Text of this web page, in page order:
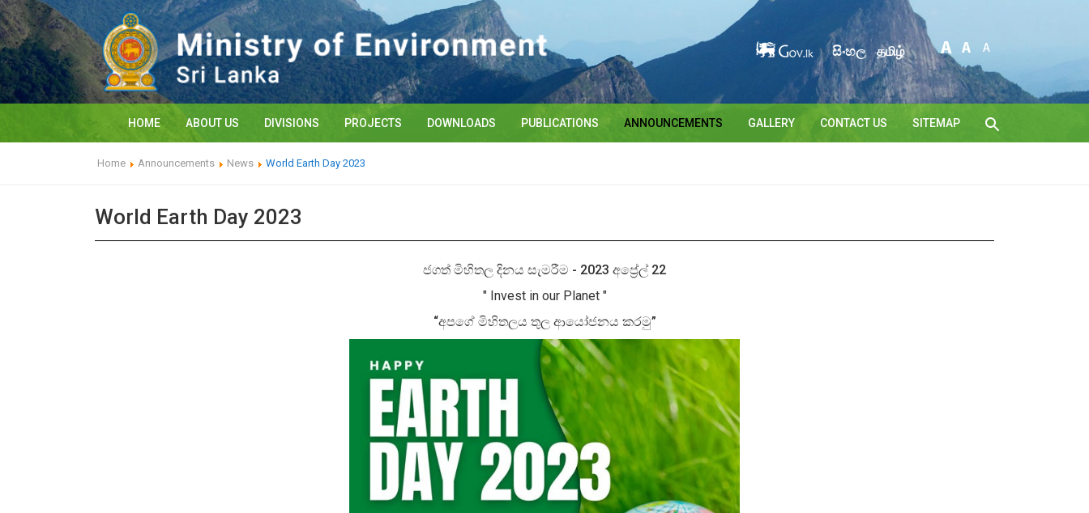
සිංහල தமிழ்
HOME ABOUT US DIVISIONS PROJECTS DOWNLOADS PUBLICATIONS ANNOUNCEMENTS GALLERY CONTACT US SITEMAP
Home Announcements News World Earth Day 2023
World Earth Day 2023
ජගත් මිහිතල දිනය සැමරීම - 2023 අප්‍රේල් 22
" Invest in our Planet "
“අපගේ මිහිතලය තුල ආයෝජනය කරමු”